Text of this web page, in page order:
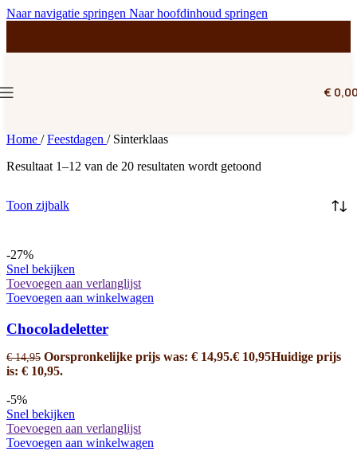
Naar navigatie springen Naar hoofdinhoud springen
€
Home / Feestdagen / Sinterklaas
Resultaat 1–12 van de 20 resultaten wordt getoond
Toon zijbalk
-27%
Snel bekijken
Toevoegen aan verlanglijst
Toevoegen aan winkelwagen
Chocoladeletter
€14,95 Oorspronkelijke prijs was: € 14,95.€ 10,95Huidige prijs
is: € 10,95.
-5%
Snel bekijken
Toevoegen aan verlanglijst
Toevoegen aan winkelwagen